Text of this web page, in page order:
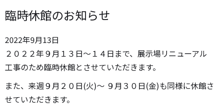
臨時休館のお知らせ
2022年9月13日
２０２２年９月１３日～１４日まで、展示場リニューアル
工事のため臨時休館とさせていただきます。
また、来週９月２０日(火)～ ９月３０日(金)も同様に休館さ
せていただきます。